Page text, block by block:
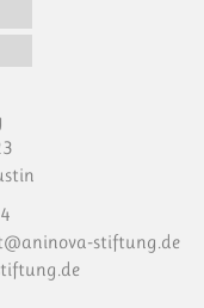
stiftung.de